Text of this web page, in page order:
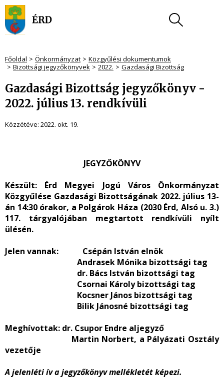
Főoldal Önkormányzat
Közgyűlési dokumentumok
Bizottsági jegyzőkönyvek
2022. Gazdasági Bizottság
Gazdasági Bizottság jegyzőkönyv -
2022. július 13. rendkívüli
Közzétéve: 2022. okt. 19.
JEGYZŐKÖNYV
Készült: Érd Megyei Jogú Város Önkormányzat
Közgyűlése Gazdasági Bizottságának 2022. július 13-
án 14:30 órakor, a Polgárok Háza (2030 Érd, Alsó u. 3.)
117. tárgyalójában megtartott rendkívüli nyílt
ülésén.
Jelen vannak: Csépán István elnök
Andrasek Mónika bizottsági tag
dr. Bács István bizottsági tag
Csornai Károly bizottsági tag
Kocsner János bizottsági tag
Bilik Jánosné bizottsági tag
Meghívottak: dr. Csupor Endre aljegyző
Martin Norbert, a Pályázati Osztály
vezetője
A jelenléti ív a jegyzőkönyv mellékletét képezi.